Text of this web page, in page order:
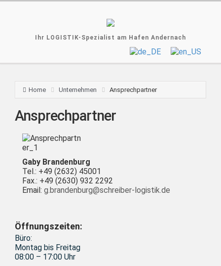
Ihr LOGISTIK-Spezialist am Hafen Andernach
Home Unternehmen Ansprechpartner
Ansprechpartner
Gaby Brandenburg
Tel.: +49 (2632) 45001
Fax.: +49 (2630) 932 2292
Email: g.brandenburg@schreiber-logistik.de
Öffnungszeiten:
Büro:
Montag bis Freitag
08:00 – 17:00 Uhr